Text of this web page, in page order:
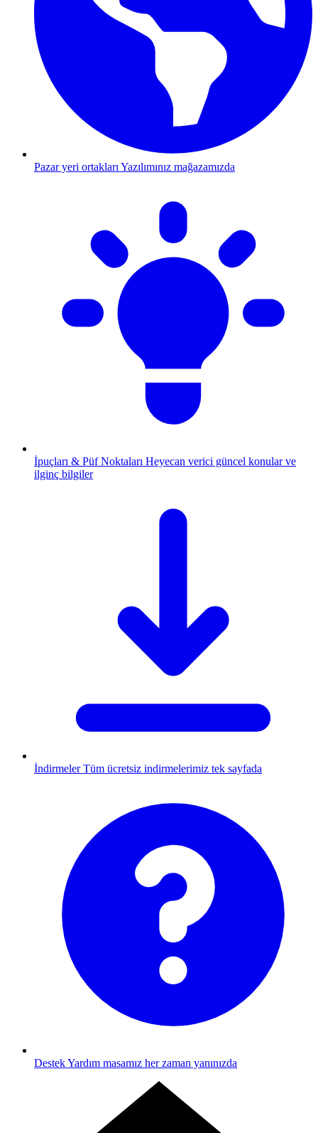
Pazar yeri ortakları Yazılımınız mağazamızda
İpuçları & Püf Noktaları Heyecan verici güncel konular ve
ilginç bilgiler
İndirmeler Tüm ücretsiz indirmelerimiz tek sayfada
DestekYardım masamız her zaman yanınızda